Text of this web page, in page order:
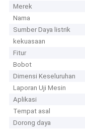
Merek
Nama
Sumber Daya listrik
kekuasaan
Fitur
Bobot
Dimensi Keseluruhan
Laporan Uji Mesin
Aplikasi
Tempat asal
Dorong daya